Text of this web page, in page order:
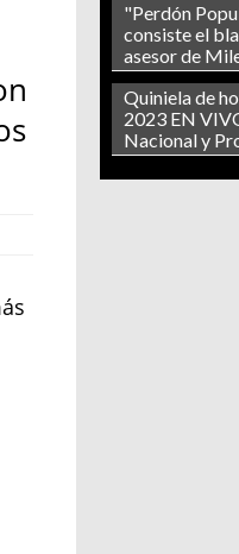
"Perdón
consiste el
asesor de
Quiniela de
2023 EN
Nacional y